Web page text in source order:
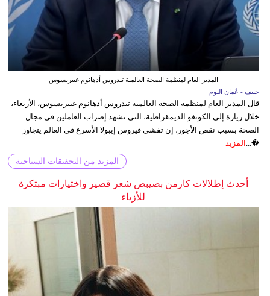
المدير العام لمنظمة الصحة العالمية تيدروس أدهانوم غيبريسوس
جنيف - عُمان اليوم
قال المدير العام لمنظمة الصحة العالمية تيدروس أدهانوم غيبريسوس، الأربعاء،
خلال زيارة إلى الكونغو الديمقراطية، التي تشهد إضراب العاملين في مجال
الصحة بسبب نقص الأجور، إن تفشي فيروس إيبولا الأسرع في العالم يتجاوز
�... المزيد
المزيد من التحقيقات السياحية
أحدث إطلالات كارمن بصيبص شعر قصير واختيارات مبتكرة
للأزياء